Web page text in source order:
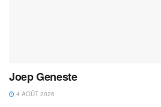
Joep Geneste
4 AOÛT 2026